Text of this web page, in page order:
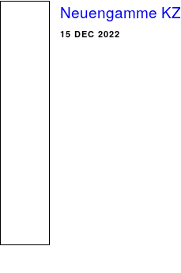
Neuengamme KZ
15 DEC 2022